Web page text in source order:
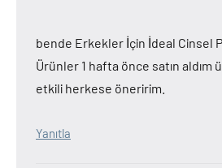
bende Erkekler İçin İdeal Cinsel
Ürünler 1 hafta önce satın aldım
etkili herkese öneririm.
Yanıtla